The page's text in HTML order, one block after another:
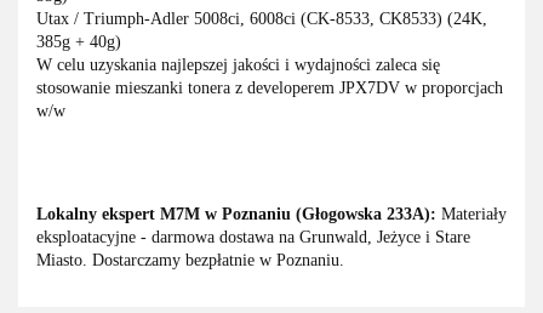
Utax / Triumph-Adler 5008ci, 6008ci (CK-8533, CK8533) (24K,
385g + 40g)
W celu uzyskania najlepszej jakości i wydajności zaleca się
stosowanie mieszanki tonera z developerem JPX7DV w proporcjach
w/w
Lokalny ekspert M7M w Poznaniu (Głogowska 233A): Materiały
eksploatacyjne - darmowa dostawa na Grunwald, Jeżyce i Stare
Miasto. Dostarczamy bezpłatnie w Poznaniu.